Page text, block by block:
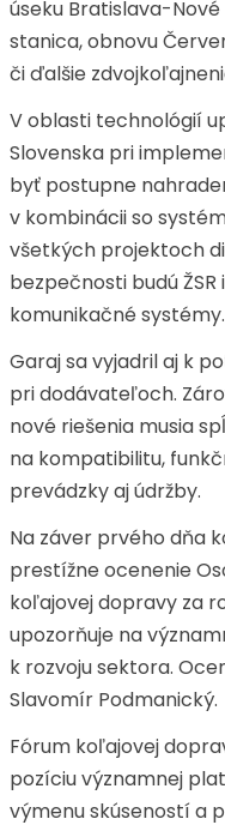
úseku Bratislava-
stanica, obnovu
či ďalšie
V oblasti technológií
Slovenska pri
byť postupne
v kombinácii so
všetkých projektoch
bezpečnosti budú
komunikačné systémy.
Garaj sa vyjadril aj k
pri dodávateľoch.
nové riešenia musia
na kompatibilitu,
prevádzky aj údržby.
Na záver prvého dňa
prestížne ocenenie
koľajovej dopravy za
upozorňuje na
k rozvoju sektora.
Slavomír Podmanický.
Fórum koľajovej
pozíciu významnej
výmenu skúseností a